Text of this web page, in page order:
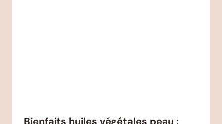
Bienfaits huiles végétales peau :